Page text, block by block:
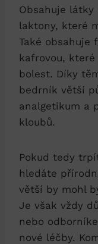
Obsahuje látky
laktony, které
Také obsahuje
kafrovou,
bolest. Díky
bedrník větší
analgetikum a
kloubů.
Pokud tedy
hledáte
větší by mohl
Je však vždy
nebo
nové léčby.